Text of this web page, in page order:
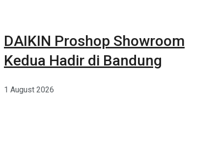
DAIKIN Proshop Showroom
Kedua Hadir di Bandung
1 August 2026